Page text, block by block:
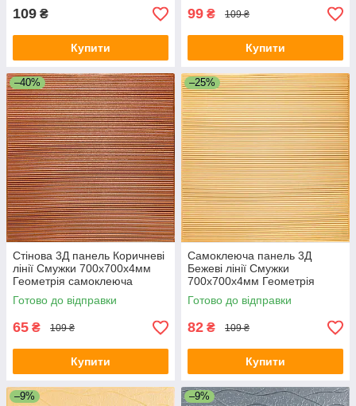
109 ₴
Купити
99 ₴ 109 ₴
Купити
–40%
Стінова 3Д панель Коричневі
лінії Смужки 700х700х4мм
Геометрія самоклеюча
декоративна для стін SW-
00001955
Готово до відправки
65 ₴ 109 ₴
Купити
–25%
Самоклеюча панель 3Д
Бежеві лінії Смужки
700х700х4мм Геометрія
декоративна текстурна
стінова SW-00001953
Готово до відправки
82 ₴ 109 ₴
Купити
–9% –9%